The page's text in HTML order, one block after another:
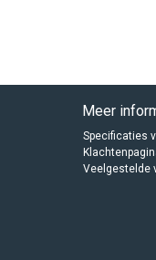
Meer
Specificaties
Veelgestelde